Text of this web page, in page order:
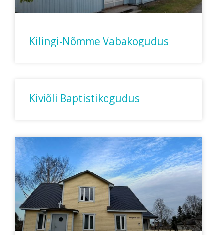
Kilingi-Nõmme Vabakogudus
Kiviõli Baptistikogudus